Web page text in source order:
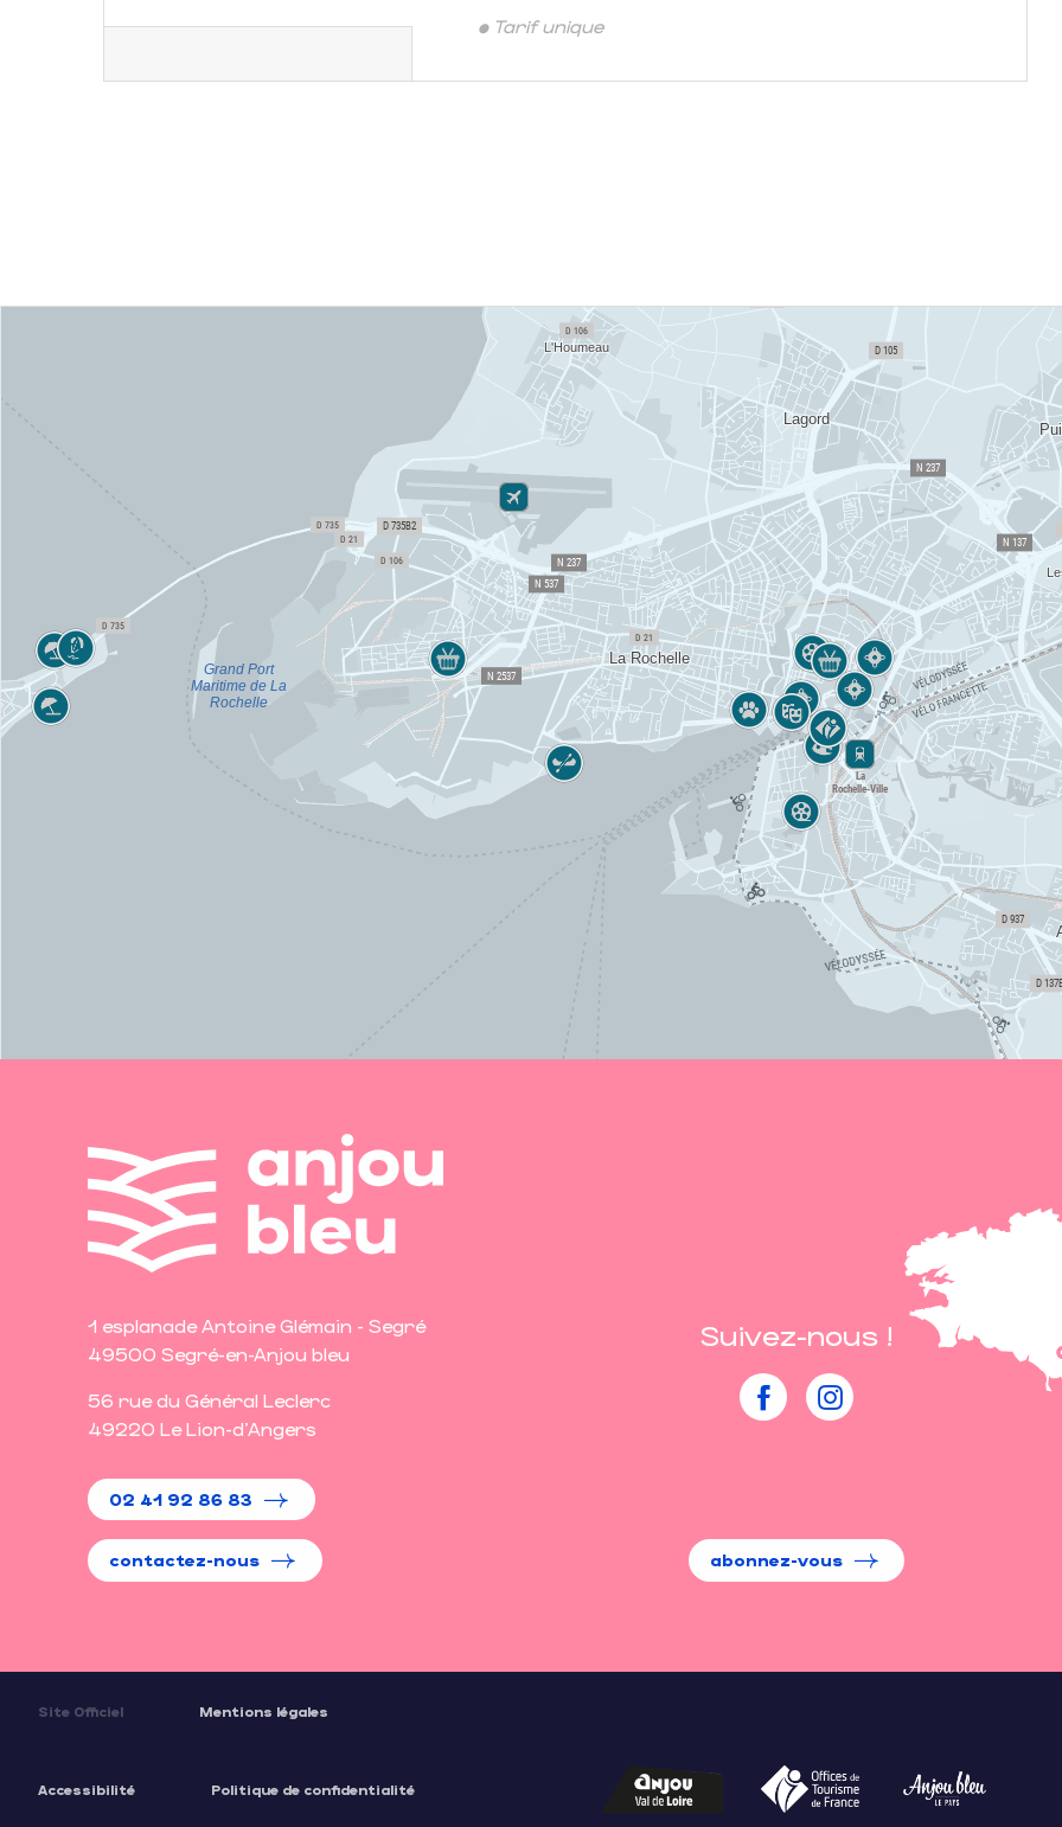
• Tarif unique
1 esplanade Antoine Glémain - Segré
49500 Segré-en-Anjou bleu
56 rue du Général Leclerc
49220 Le Lion-d'Angers
02 41 92 86 83
contactez-nous
Suivez-nous !
abonnez-vous
Site Officiel Mentions légales
Accessibilité Politique de confidentialité